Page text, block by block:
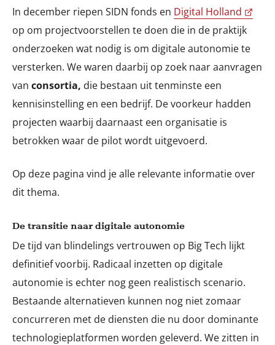
In december riepen SIDN fonds en Digital Holland
op om projectvoorstellen te doen die in de praktijk
onderzoeken wat nodig is om digitale autonomie te
versterken. We waren daarbij op zoek naar aanvragen
van consortia, die bestaan uit tenminste een
kennisinstelling en een bedrijf. De voorkeur hadden
projecten waarbij daarnaast een organisatie is
betrokken waar de pilot wordt uitgevoerd.
Op deze pagina vind je alle relevante informatie over
dit thema.
De transitie naar digitale autonomie
De tijd van blindelings vertrouwen op Big Tech lijkt
definitief voorbij. Radicaal inzetten op digitale
autonomie is echter nog geen realistisch scenario.
Bestaande alternatieven kunnen nog niet zomaar
concurreren met de diensten die nu door dominante
technologieplatformen worden geleverd. We zitten in